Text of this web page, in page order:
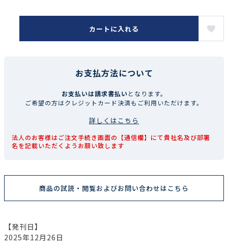
カートに入れる
お支払方法について
お支払いは請求書払いとなります。
ご希望の方はクレジットカード決済もご利用いただけます。
詳しくはこちら
法人のお客様はご注文手続き画面の【通信欄】にて貴社名及び部署
名を記載いただくようお願い致します
商品の試読・閲覧およびお問い合わせはこちら
【発刊日】
2025年12月26日